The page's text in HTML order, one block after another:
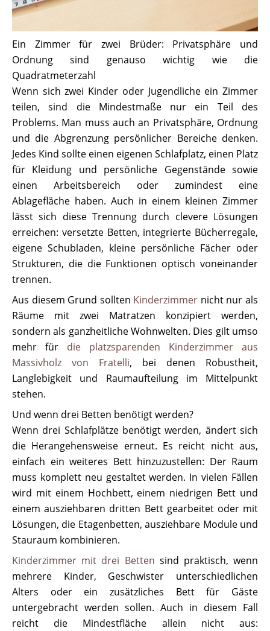
Ein Zimmer für zwei Brüder: Privatsphäre und
Ordnung sind genauso wichtig wie die
Quadratmeterzahl
Wenn sich zwei Kinder oder Jugendliche ein Zimmer
teilen, sind die Mindestmaße nur ein Teil des
Problems. Man muss auch an Privatsphäre, Ordnung
und die Abgrenzung persönlicher Bereiche denken.
Jedes Kind sollte einen eigenen Schlafplatz, einen Platz
für Kleidung und persönliche Gegenstände sowie
einen Arbeitsbereich oder zumindest eine
Ablagefläche haben. Auch in einem kleinen Zimmer
lässt sich diese Trennung durch clevere Lösungen
erreichen: versetzte Betten, integrierte Bücherregale,
eigene Schubladen, kleine persönliche Fächer oder
Strukturen, die die Funktionen optisch voneinander
trennen.
Aus diesem Grund sollten Kinderzimmer nicht nur als
Räume mit zwei Matratzen konzipiert werden,
sondern als ganzheitliche Wohnwelten. Dies gilt umso
mehr für die platzsparenden Kinderzimmer aus
Massivholz von Fratelli, bei denen Robustheit,
Langlebigkeit und Raumaufteilung im Mittelpunkt
stehen.
Und wenn drei Betten benötigt werden?
Wenn drei Schlafplätze benötigt werden, ändert sich
die Herangehensweise erneut. Es reicht nicht aus,
einfach ein weiteres Bett hinzuzustellen: Der Raum
muss komplett neu gestaltet werden. In vielen Fällen
wird mit einem Hochbett, einem niedrigen Bett und
einem ausziehbaren dritten Bett gearbeitet oder mit
Lösungen, die Etagenbetten, ausziehbare Module und
Stauraum kombinieren.
Kinderzimmer mit drei Betten sind praktisch, wenn
mehrere Kinder, Geschwister unterschiedlichen
Alters oder ein zusätzliches Bett für Gäste
untergebracht werden sollen. Auch in diesem Fall
reicht die Mindestfläche allein nicht aus: